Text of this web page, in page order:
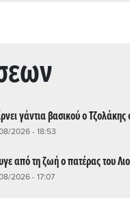
γάντια βασικού ο
2026 - 18:53
από τη ζωή ο πατέρας του
2026 - 17:07